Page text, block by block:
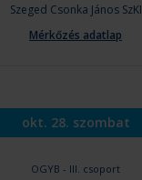
Szeged Csonka János SzKI
Mérkőzés adatlap
okt. 28. szombat
OGYB - III. csoport